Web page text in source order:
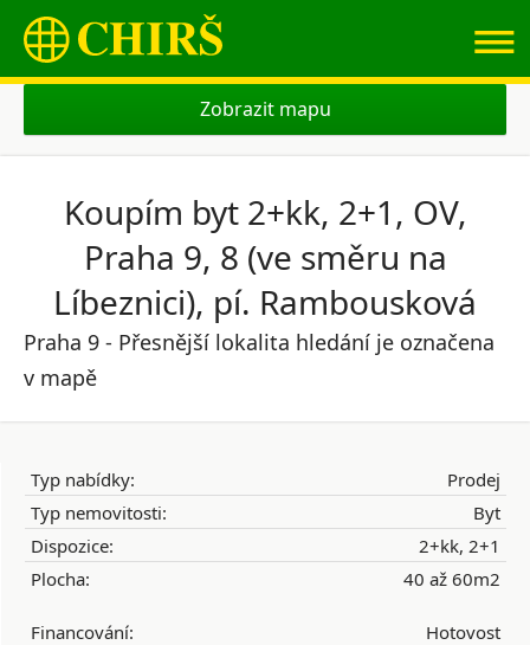
≡
Zobrazit mapu
Koupím byt 2+kk, 2+1, OV,
Praha 9, 8 (ve směru na
Líbeznici), pí. Rambousková
Praha 9 - Přesnější lokalita hledání je označena
v mapě
Typ nabídky:
Prodej
Typ nemovitosti:
Byt
Dispozice:
2+kk, 2+1
Plocha:
40 až 60m2
Financování: Hotovost